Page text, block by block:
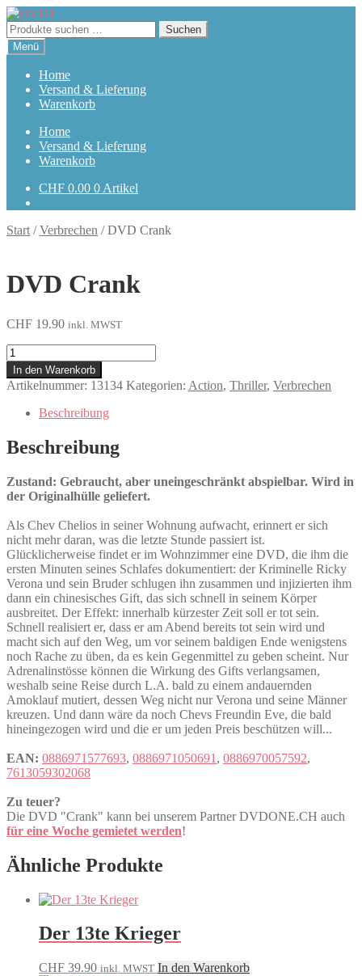
Zur
Navigation
springen
Zum
Inhalt
springen
Suchen
nach:
Suchen
Menü
Home
Versand & Lieferung
Warenkorb
Home
Versand & Lieferung
Warenkorb
CHF 0.00 0 Artikel
Start /Verbrechen /DVD Crank
DVD Crank
CHF 19.90 inkl. MWST
Crank
Menge
In den Warenkorb
Artikelnummer: 13134 Kategorien: Action, Thriller, Verbrechen
Beschreibung
Beschreibung
Zustand: Gebraucht, aber uneingeschränkt abspielbar. Wird in
der Originalhülle geliefert.
Als Chev Chelios in seiner Wohnung aufwacht, erinnert er sich
nicht mehr daran, was die letzte Stunde passiert ist.
Glücklicherweise findet er im Wohnzimmer eine DVD, die ihm die
ersten Minuten seines Schlafes dokumentiert: der Kriminelle Ricky
Verona und sein Bruder schlugen ihn zusammen und injizierten ihm
dann ein chinesisches Gift, das sich schnell in seinem Körper
ausbreitet. Der Effekt: innerhalb kürzester Zeit soll er tot sein.
Schnell realisiert er, dass er am Abend bereits tot sein wird und
macht sich auf den Weg, um vor seinem baldigen Ende wenigstens
noch Rache zu üben, da es kein Gegenmittel zu geben scheint. Nur
Adrenalinstösse können die Wirkung des Gifts verlangsamen,
weshalb seine Reise durch L.A. bald zu einem andauernden
Amoklauf mutiert, dessen Weg nicht nur Verona und seine Männer
kreuzen. Und dann wäre da noch Chevs Freundin Eve, die bald
hineingezogen wird und die er um jeden Preis beschützen will...
EAN: 0886971577693, 0886971050691 , 0886970057592,
7613059302068
Zu teuer?
Die DVD "Crank" kann bei unserem Partner DVDONE.CH auch
für eine Woche gemietet werden!
Ähnliche Produkte
Der 13te Krieger
CHF 39.90 inkl. MWST In den Warenkorb